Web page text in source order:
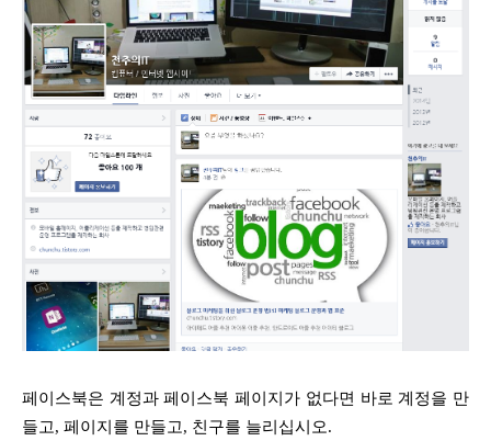
페이스북은 계정과 페이스북 페이지가 없다면 바로 계정을 만
들고, 페이지를 만들고, 친구를 늘리십시오.